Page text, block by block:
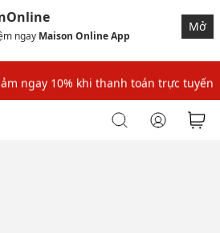
ngay Maison Online App
Mở
Giảm 10% đơn đầu cho thành viên mới!
ngay 10% khi thanh toán trực tuyến
Giảm 10% đơn đầu cho thành viên mới!